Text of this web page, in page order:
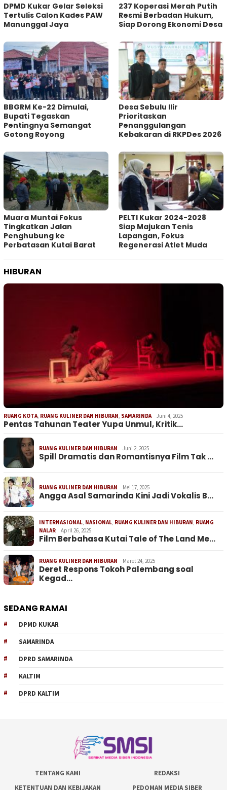
DPMD Kukar Gelar Seleksi
Tertulis Calon Kades PAW
Manunggal Jaya
237 Koperasi Merah Putih
Resmi Berbadan Hukum,
Siap Dorong Ekonomi Desa
BBGRM Ke-22 Dimulai,
Bupati Tegaskan
Pentingnya Semangat
Gotong Royong
Desa Sebulu Ilir
Prioritaskan
Penanggulangan
Kebakaran di RKPDes 2026
Muara Muntai Fokus
Tingkatkan Jalan
Penghubung ke
Perbatasan Kutai Barat
PELTI Kukar 2024-2028
Siap Majukan Tenis
Lapangan, Fokus
Regenerasi Atlet Muda
HIBURAN
RUANG KOTA, RUANG KULINER DAN HIBURAN, SAMARINDA Juni 4, 2025
Pentas Tahunan Teater Yupa Unmul, Kritik…
RUANG KULINER DAN HIBURAN Juni 2, 2025
Spill Dramatis dan Romantisnya Film Tak …
RUANG KULINER DAN HIBURAN Mei 17, 2025
Angga Asal Samarinda Kini Jadi Vokalis B…
INTERNASIONAL, NASIONAL, RUANG KULINER DAN HIBURAN, RUANG
NALAR
April 26, 2025
Film Berbahasa Kutai Tale of The Land Me…
RUANG KULINER DAN HIBURAN Maret 24, 2025
Deret Respons Tokoh Palembang soal
Kegad…
SEDANG RAMAI
DPMD KUKAR
SAMARINDA
DPRD SAMARINDA
KALTIM
DPRD KALTIM
TENTANG KAMI
REDAKSI
KETENTUAN DAN KEBIJAKAN
PEDOMAN MEDIA SIBER